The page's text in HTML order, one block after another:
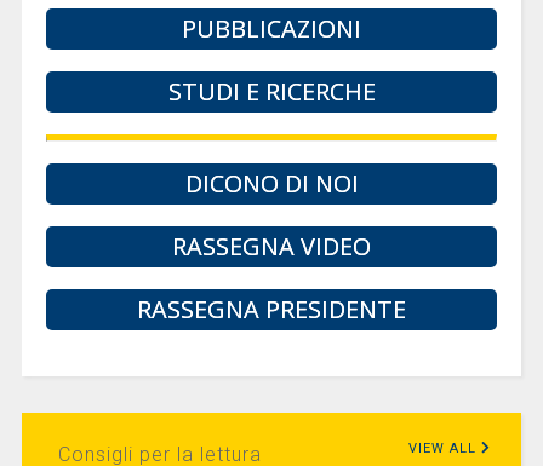
PUBBLICAZIONI
STUDI E RICERCHE
DICONO DI NOI
RASSEGNA VIDEO
RASSEGNA PRESIDENTE
Consigli per la lettura VIEW ALL